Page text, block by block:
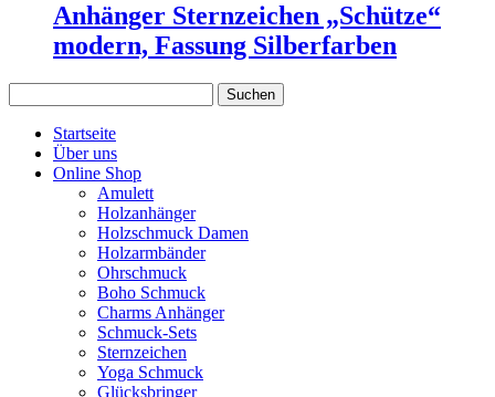
Anhänger Sternzeichen „Schütze“
modern, Fassung Silberfarben
nach:
Startseite
Über uns
Online Shop
Amulett
Holzanhänger
Holzschmuck Damen
Holzarmbänder
Ohrschmuck
Boho Schmuck
Charms Anhänger
Schmuck-Sets
Sternzeichen
Yoga Schmuck
Glücksbringer